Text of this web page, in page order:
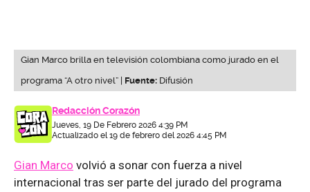
Gian Marco brilla en televisión colombiana como jurado en el
programa “A otro nivel” | Fuente: Difusión
Redacción Corazón
Jueves, 19 De Febrero 2026 4:39 PM
Actualizado el 19 de febrero del 2026 4:45 PM
Gian Marco volvió a sonar con fuerza a nivel
internacional tras ser parte del jurado del programa